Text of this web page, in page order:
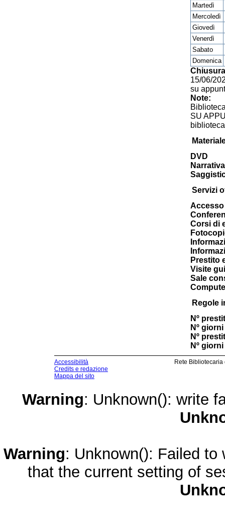
Martedì
Mercoledì
Giovedì
Venerdì
Sabato
Domenica
15/06/
su
Note:
SU
DVD
Narrativa
Servizi
Accesso
Corsi di
Prestito
Visite
Sale
Regole
Nº
Nº
Nº
Nº
Accessibilità
Credits e redazione
Mappa del sito
Rete
Warning: Unknown(): write
Warning: Unknown(): Failed
that the current setting of